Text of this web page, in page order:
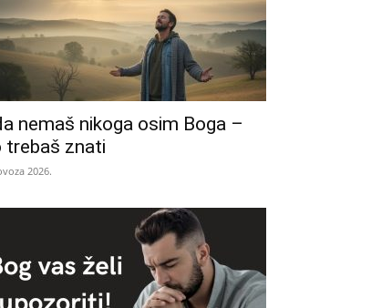
nemaš nikoga osim Boga –
trebaš znati
2026.